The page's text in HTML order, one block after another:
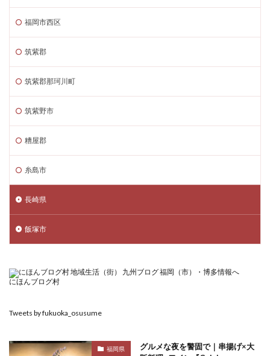
福岡市西区
筑紫郡
筑紫郡那珂川町
筑紫野市
糟屋郡
糸島市
長崎県
飯塚市
にほんブログ村
Tweets by fukuoka_osusume
福岡県
グルメな夜を警固で｜串揚げ×大